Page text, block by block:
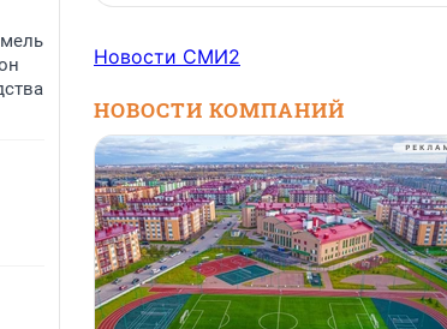
Новости СМИ2
НОВОСТИ КОМПАНИЙ